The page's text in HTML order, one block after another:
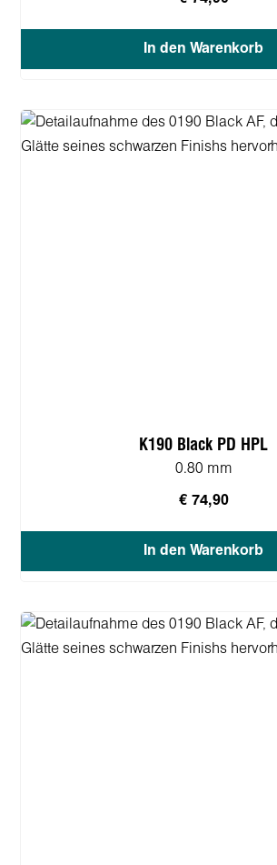
In den Warenkorb
K190 Black PD HPL
0.80 mm
€ 74,90
In den Warenkorb